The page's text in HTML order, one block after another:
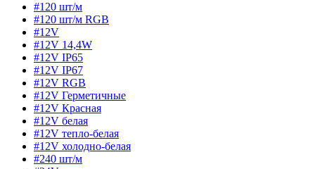
#120 шт/м
#120 шт/м RGB
#12V
#12V 14,4W
#12V IP65
#12V IP67
#12V RGB
#12V Герметичные
#12V Красная
#12V белая
#12V тепло-белая
#12V холодно-белая
#240 шт/м